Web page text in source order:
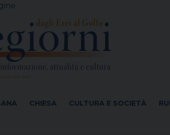
CHIESA CULTURA E SOCIETÀ